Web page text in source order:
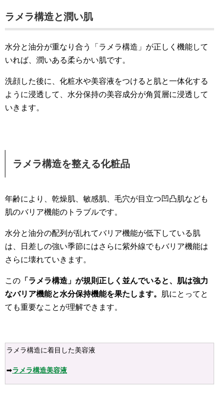
ラメラ構造と潤い肌
水分と油分が重なり合う「ラメラ構造」が正しく機能して
いれば、潤いある柔らかい肌です。
洗顔した後に、化粧水や美容液をつけると肌と一体化する
ように浸透して、水分保持の美容成分が角質層に浸透して
いきます。
ラメラ構造を整える化粧品
年齢により、乾燥肌、敏感肌、毛穴が目立つ凹凸肌なども
肌のバリア機能のトラブルです。
水分と油分の配列が乱れてバリア機能が低下している肌
は、日差しの強い季節にはさらに紫外線でもバリア機能は
さらに壊れていきます。
この 「ラメラ構造」が規則正しく並んでいると、肌は強力
なバリア機能と水分保持機能を果たします。 肌にとってと
ても重要なことが理解できます。
ラメラ構造に着目した美容液
➡ラメラ構造美容液